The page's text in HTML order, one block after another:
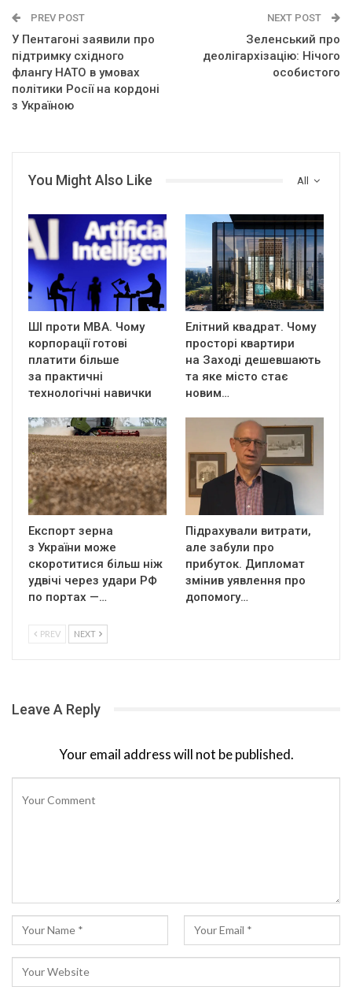
PREV POST
У Пентагоні заявили про
підтримку східного
флангу НАТО в умовах
політики Росії на кордоні
з Україною
NEXT POST
Зеленський про
деолігархізацію: Нічого
особистого
All
You Might Also Like
ШІ проти MBA. Чому
корпорації готові
платити більше
за практичні
технологічні навички
Елітний квадрат. Чому
просторі квартири
на Заході дешевшають
та яке місто стає
новим…
Експорт зерна
з України може
скоротитися більш ніж
удвічі через удари РФ
по портах —…
Підрахували витрати,
але забули про
прибуток. Дипломат
змінив уявлення про
допомогу…
PREV NEXT
Leave A Reply
Your email address will not be published.